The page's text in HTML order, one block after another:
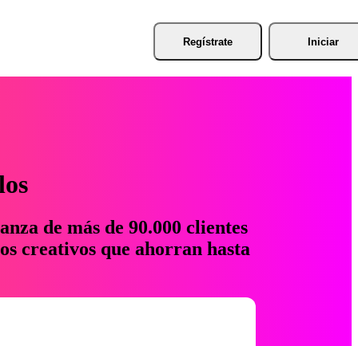
Regístrate Iniciar
de más de 90.000 clientes
creativos que ahorran hasta